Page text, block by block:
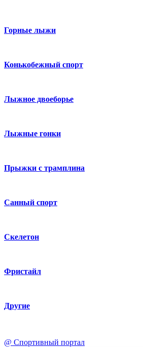
Горные лыжи
Конькобежный спорт
Лыжное двоеборье
Лыжные гонки
Прыжки с трамплина
Санный спорт
Скелетон
Фристайл
Другие
@ Спортивный портал